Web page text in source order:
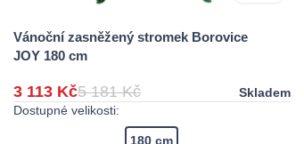
Vánoční zasněžený stromek Borovice
JOY 180 cm
3 113 Kč5 181 Kč
Skladem
Dostupné velikosti:
180 cm